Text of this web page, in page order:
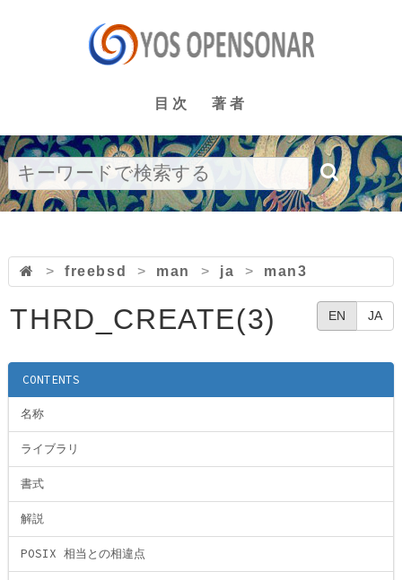
目次 著者
> freebsd > man > ja > man3
EN JA
THRD_CREATE(3)
CONTENTS
名称
ライブラリ
書式
解説
POSIX 相当との相違点